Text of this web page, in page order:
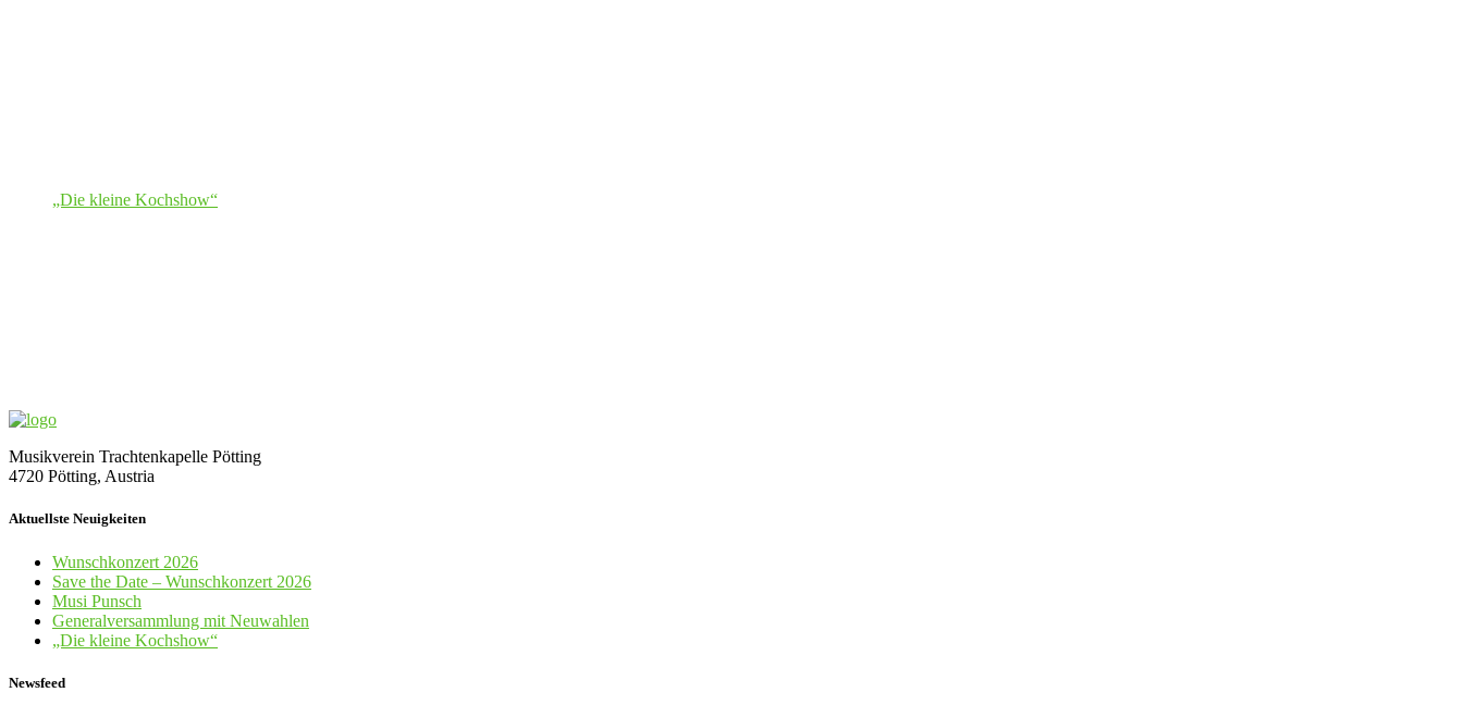
„Die kleine Kochshow“
Musikverein Trachtenkapelle Pötting
4720 Pötting, Austria
Aktuellste Neuigkeiten
Wunschkonzert 2026
Save the Date – Wunschkonzert 2026
Musi Punsch
Generalversammlung mit Neuwahlen
„Die kleine Kochshow“
Newsfeed